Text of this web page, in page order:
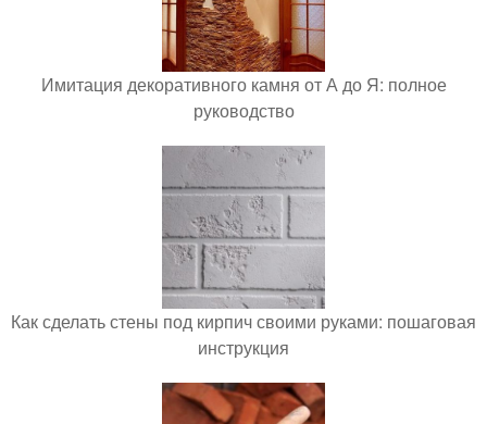
Имитация декоративного камня от А до Я: полное
руководство
Как сделать стены под кирпич своими руками: пошаговая
инструкция